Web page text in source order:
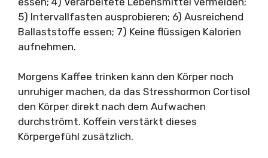
5) Intervallfasten ausprobieren; 6) Ausreichend
Ballaststoffe essen; 7) Keine flüssigen Kalorien
aufnehmen.
Morgens Kaffee trinken kann den Körper noch
unruhiger machen, da das Stresshormon Cortisol
den Körper direkt nach dem Aufwachen
durchströmt. Koffein verstärkt dieses
Körpergefühl zusätzlich.